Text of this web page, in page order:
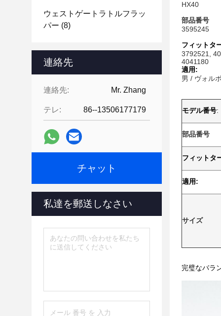
ウェストゲートラトルフラッ
パー (8)
連絡先
連絡先: Mr. Zhang
テレ: 86--13506177179
チャット
私達を郵送しなさい
HX40
部品番号
3595245
フィットタ
3792521,
4041180
適用:
男 / ヴォル
モデル番号:
部品番号
フィットタ
適用:
サイズ
完璧なバラ